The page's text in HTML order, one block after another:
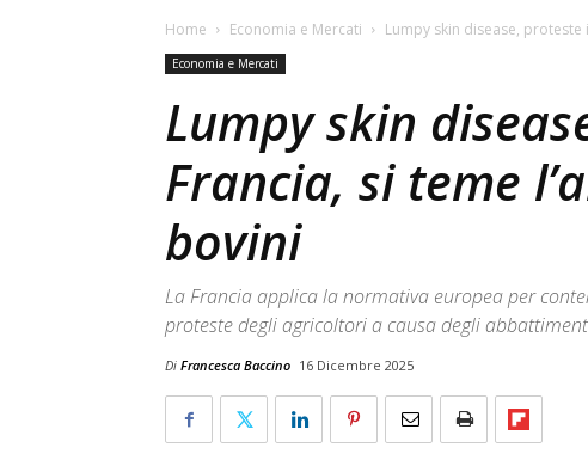
Home Economia e Mercati Lumpy skin disease,
Economia e Mercati
Lumpy skin
Francia, si teme
bovini
La Francia applica la normativa europea per
proteste degli agricoltori a causa degli
Di Francesca Baccino 16 Dicembre 2025